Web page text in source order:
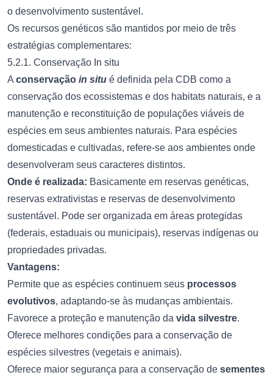
o desenvolvimento sustentável.
Os recursos genéticos são mantidos por meio de três
estratégias complementares:
5.2.1. Conservação In situ
A conservação in situ é definida pela CDB como a
conservação dos ecossistemas e dos habitats naturais, e a
manutenção e reconstituição de populações viáveis de
espécies em seus ambientes naturais. Para espécies
domesticadas e cultivadas, refere-se aos ambientes onde
desenvolveram seus caracteres distintos.
Onde é realizada: Basicamente em reservas genéticas,
reservas extrativistas e reservas de desenvolvimento
sustentável. Pode ser organizada em áreas protegidas
(federais, estaduais ou municipais), reservas indígenas ou
propriedades privadas.
Vantagens:
Permite que as espécies continuem seus processos
evolutivos, adaptando-se às mudanças ambientais.
Favorece a proteção e manutenção da vida silvestre.
Oferece melhores condições para a conservação de
espécies silvestres (vegetais e animais).
Oferece maior segurança para a conservação de sementes